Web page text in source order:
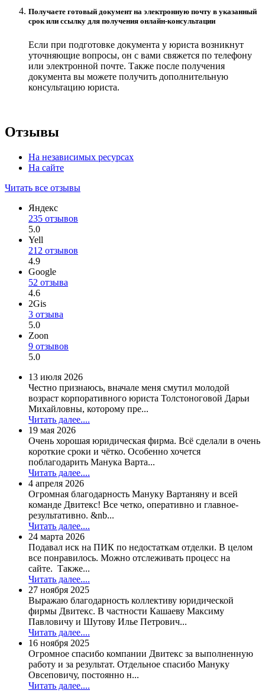
Получаете готовый документ на электронную почту в указанный
срок или ссылку для получения онлайн-консультации
Если при подготовке документа у юриста возникнут
уточняющие вопросы, он с вами свяжется по телефону
или электронной почте. Также после получения
документа вы можете получить дополнительную
консультацию юриста.
Отзывы
На независимых ресурсах
На сайте
Читать все отзывы
Яндекс
235 отзывов
5.0
Yell
212 отзывов
4.9
Google
52 отзыва
4.6
2Gis
3 отзыва
5.0
Zoon
9 отзывов
5.0
13 июля 2026
Честно признаюсь, вначале меня смутил молодой
возраст корпоративного юриста Толстоноговой Дарьи
Михайловны, которому пре...
Читать далее....
19 мая 2026
Очень хорошая юридическая фирма. Всё сделали в очень
короткие сроки и чётко. Особенно хочется
поблагодарить Манука Варта...
Читать далее....
4 апреля 2026
Огромная благодарность Мануку Вартаняну и всей
команде Двитекс! Все четко, оперативно и главное-
результативно. &nb...
Читать далее....
24 марта 2026
Подавал иск на ПИК по недостаткам отделки. В целом
все понравилось. Можно отслеживать процесс на
сайте. Также...
Читать далее....
27 ноября 2025
Выражаю благодарность коллективу юридической
фирмы Двитекс. В частности Кашаеву Максиму
Павловичу и Шутову Илье Петрович...
Читать далее....
16 ноября 2025
Огромное спасибо компании Двитекс за выполненную
работу и за результат. Отдельное спасибо Мануку
Овсеповичу, постоянно н...
Читать далее....